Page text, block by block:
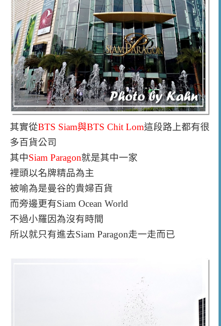
其實從BTS Siam與BTS Chit Lom這段路上都有很
多百貨公司
其中Siam Paragon就是其中一家
裡頭以名牌精品為主
被喻為是曼谷的貴婦百貨
而旁邊更有Siam Ocean World
不過小羅因為沒有時間
所以就只有進去Siam Paragon走一走而已